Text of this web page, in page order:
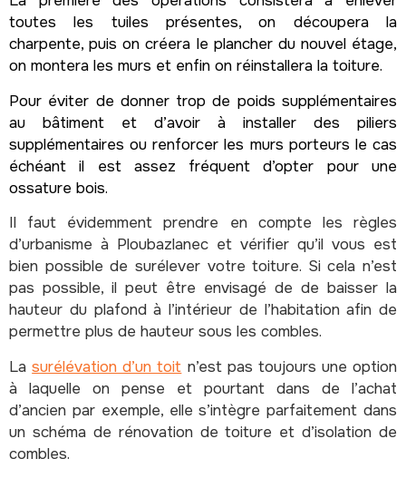
toutes les tuiles présentes, on découpera la
charpente, puis on créera le plancher du nouvel étage,
on montera les murs et enfin on réinstallera la toiture.
Pour éviter de donner trop de poids supplémentaires
au bâtiment et d’avoir à installer des piliers
supplémentaires ou renforcer les murs porteurs le cas
échéant il est assez fréquent d’opter pour une
ossature bois.
Il faut évidemment prendre en compte les règles
d’urbanisme à Ploubazlanec et vérifier qu’il vous est
bien possible de surélever votre toiture. Si cela n’est
pas possible, il peut être envisagé de de baisser la
hauteur du plafond à l’intérieur de l’habitation afin de
permettre plus de hauteur sous les combles.
Lasurélévation d’un toit n’est pas toujours une option
à laquelle on pense et pourtant dans de l’achat
d’ancien par exemple, elle s’intègre parfaitement dans
un schéma de rénovation de toiture et d’isolation de
combles.